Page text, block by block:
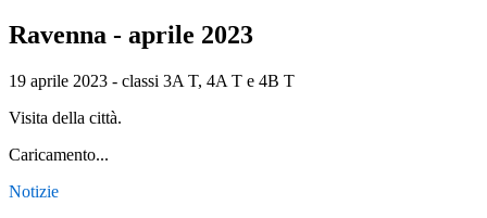
Ravenna - aprile 2023
19 aprile 2023 - classi 3A T, 4A T e 4B T
Visita della città.
Caricamento...
Notizie